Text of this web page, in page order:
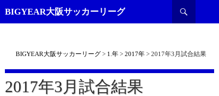
BIGYEAR大阪サッカーリーグ
索
BIGYEAR大阪サッカーリーグ > 1.年 > 2017年 > 2017年3月試合結果
2017年3月試合結果